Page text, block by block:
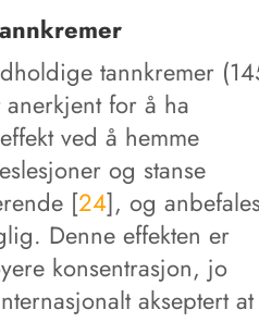
tannkremer
for å ha
ved å hemme
og stanse
[24], og
Denne effekten er
konsentrasjon, jo
akseptert at